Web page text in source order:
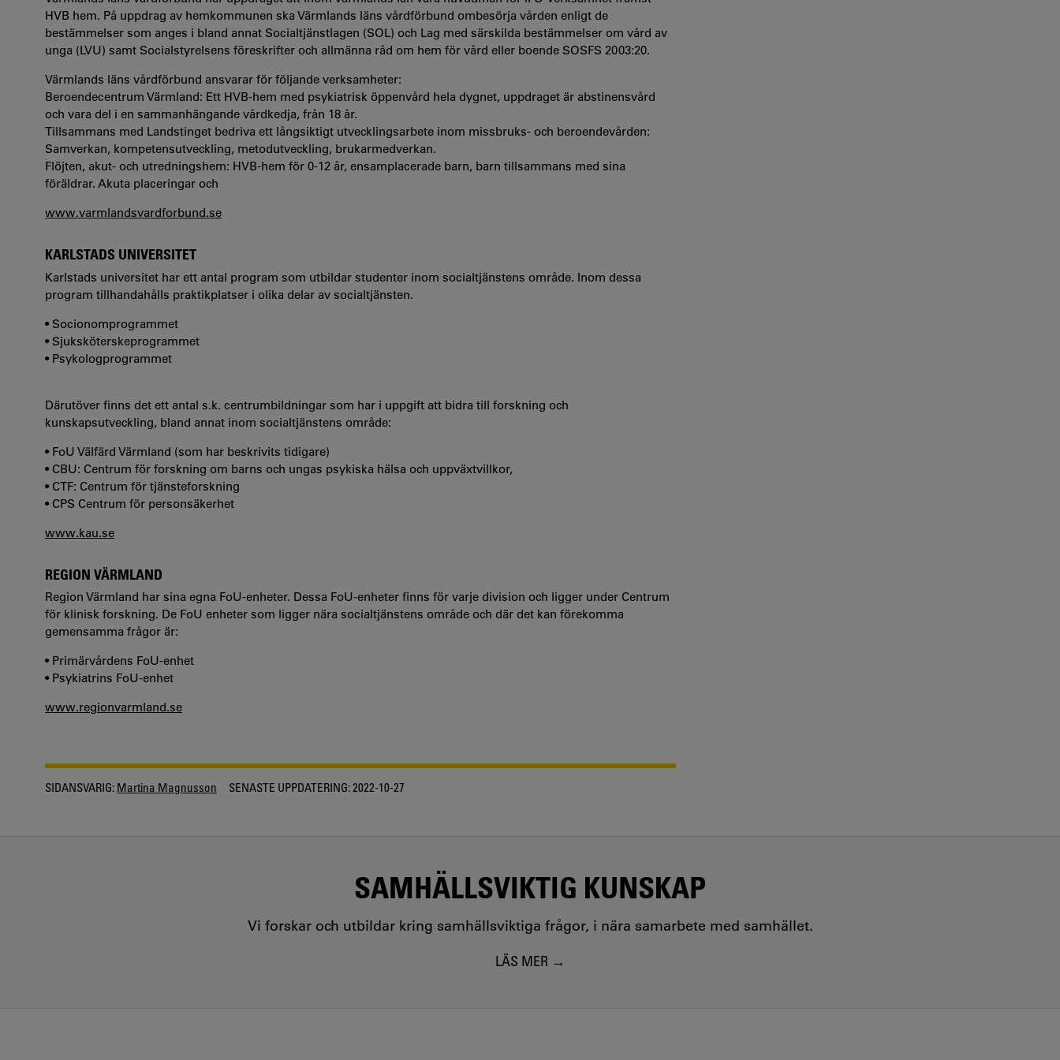
HVB hem. På uppdrag av hemkommunen ska Värmlands läns vårdförbund ombesörja vården enligt de
bestämmelser som anges i bland annat Socialtjänstlagen (SOL) och Lag med särskilda bestämmelser om vård av
unga (LVU) samt Socialstyrelsens föreskrifter och allmänna råd om hem för vård eller boende SOSFS 2003:20.
Värmlands läns vårdförbund ansvarar för följande verksamheter:
Beroendecentrum Värmland: Ett HVB-hem med psykiatrisk öppenvård hela dygnet, uppdraget är abstinensvård
och vara del i en sammanhängande vårdkedja, från 18 år.
Tillsammans med Landstinget bedriva ett långsiktigt utvecklingsarbete inom missbruks- och beroendevården:
Samverkan, kompetensutveckling, metodutveckling, brukarmedverkan.
Flöjten, akut- och utredningshem: HVB-hem för 0-12 år, ensamplacerade barn, barn tillsammans med sina
föräldrar. Akuta placeringar och
www.varmlandsvardforbund.se
KARLSTADS UNIVERSITET
Karlstads universitet har ett antal program som utbildar studenter inom socialtjänstens område. Inom dessa
program tillhandahålls praktikplatser i olika delar av socialtjänsten.
• Socionomprogrammet
• Sjuksköterskeprogrammet
• Psykologprogrammet
Därutöver finns det ett antal s.k. centrumbildningar som har i uppgift att bidra till forskning och
kunskapsutveckling, bland annat inom socialtjänstens område:
• FoU Välfärd Värmland (som har beskrivits tidigare)
• CBU: Centrum för forskning om barns och ungas psykiska hälsa och uppväxtvillkor,
• CTF: Centrum för tjänsteforskning
• CPS Centrum för personsäkerhet
www.kau.se
REGION VÄRMLAND
Region Värmland har sina egna FoU-enheter. Dessa FoU-enheter finns för varje division och ligger under Centrum
för klinisk forskning. De FoU enheter som ligger nära socialtjänstens område och där det kan förekomma
gemensamma frågor är:
• Primärvårdens FoU-enhet
• Psykiatrins FoU-enhet
www.regionvarmland.se
SIDANSVARIG: Martina Magnusson SENASTE UPPDATERING:2022-10-27
SAMHÄLLSVIKTIG KUNSKAP
Vi forskar och utbildar kring samhällsviktiga frågor, i nära samarbete med samhället.
LÄS MER